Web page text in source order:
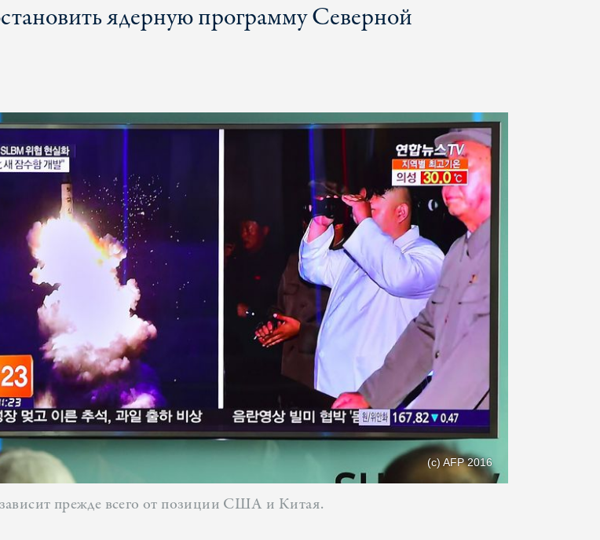
ядерную программу Северной
(c) AFP 2016
прежде всего от позиции США и Китая.